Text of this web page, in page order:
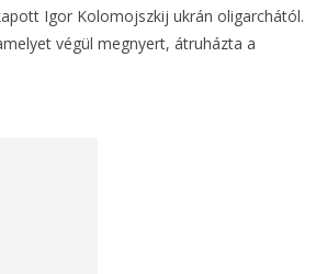
Igor Kolomojszkij ukrán oligarchától.
végül megnyert, átruházta a